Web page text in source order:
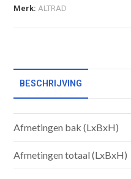
Merk:ALTRAD
BESCHRIJVING
Afmetingen bak (LxBxH)
Afmetingen totaal (LxBxH)